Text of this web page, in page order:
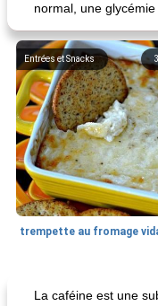
normal, une
Entrées et Snacks
La caféine est une